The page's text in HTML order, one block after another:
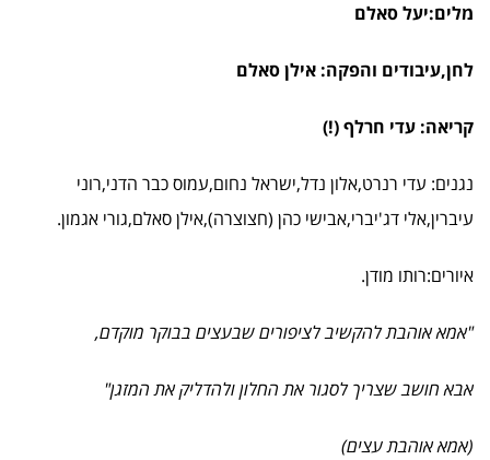
מלים:יעל סאלם
לחן,עיבודים והפקה: אילן סאלם
קריאה: עדי חרלף (!)
נגנים: עדי רנרט,אלון נדל,ישראל נחום,עמוס כבר הדני,רוני
עיברין,אלי דג'יברי,אבישי כהן (חצוצרה),אילן סאלם,גורי אגמון.
איורים:רותו מודן.
"אמא אוהבת להקשיב לציפורים שבעצים בבוקר מוקדם,
אבא חושב שצריך לסגור את החלון ולהדליק את המזגן"
(אמא אוהבת עצים)